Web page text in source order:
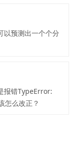
以预测出一个个分
报错TypeError:
么改正？